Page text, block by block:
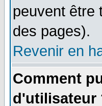
peuvent être
des pages).
Revenir en
Comment
d'utilisateur